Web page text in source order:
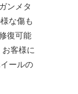
ンメタ
な傷も
復可能
客様に
ールの